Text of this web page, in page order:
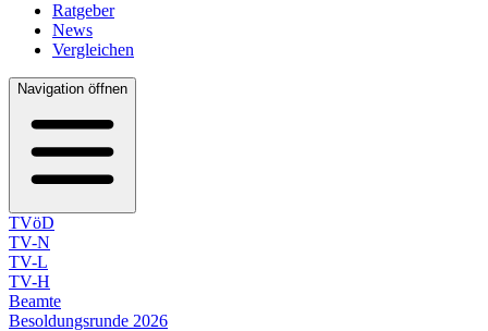
Ratgeber
News
Vergleichen
Navigation öffnen
TVöD
TV-N
TV-L
TV-H
Beamte
Besoldungsrunde 2026